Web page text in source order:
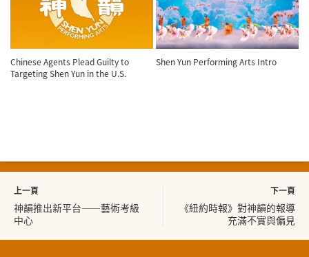
Chinese Agents Plead Guilty to
Targeting Shen Yun in the U.S.
Shen Yun Performing Arts Intro
上一頁
神韻推出新平台——藝術考級
中心
下一頁
《紐約時報》對神韻的報導
充滿不實與偏見